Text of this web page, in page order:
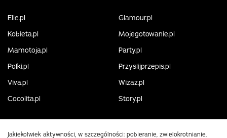
Elle.pl
Glamour.pl
Kobieta.pl
Mojegotowanie.pl
Mamotoja.pl
Party.pl
Polki.pl
Przyslijprzepis.pl
Viva.pl
Wizaz.pl
Cocolita.pl
Story.pl
Jakiekolwiek aktywności, w szczególności: pobieranie, zwielokrotnianie,